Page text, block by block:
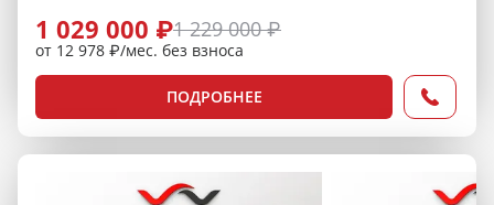
1 029 000 ₽1 229 000 ₽
от 12 978 ₽/мес. без взноса
ПОДРОБНЕЕ